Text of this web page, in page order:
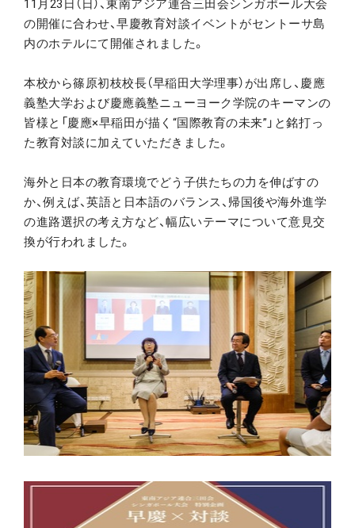
の開催に合わせ、早慶教育対談イベントがセントーサ島
内のホテルにて開催されました。
本校から篠原初枝校長（早稲田大学理事）が出席し、慶應
義塾大学および慶應義塾ニューヨーク学院のキーマンの
皆様と「慶應×早稲田が描く“国際教育の未来”」と銘打っ
た教育対談に加えていただきました。
海外と日本の教育環境でどう子供たちの力を伸ばすの
か、例えば、英語と日本語のバランス、帰国後や海外進学
の進路選択の考え方など、幅広いテーマについて意見交
換が行われました。